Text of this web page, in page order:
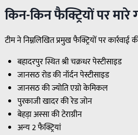
किन-किन फैक्ट्रियों पर
टीम ने निम्नलिखित प्रमुख फैक्ट्रियों पर कार्रवाई
बहादरपुर स्थित श्री चक्रधर पेस्टीसाइड
जानसठ रोड की नॉर्दन पेस्टीसाइड
जानसठ की ज्योति एग्रो केमिकल
पुरकाजी खादर की रेड जोन
बेहड़ा अस्सा की टेराग्रीन
अन्य 2 फैक्ट्रियां